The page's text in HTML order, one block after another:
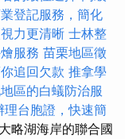
登記服務，簡化
力更清晰 士林整
服務 苗栗地區徵
追回欠款 推拿學
區的白蟻防治服
理台胞證，快速簡
略湖海岸的聯合國